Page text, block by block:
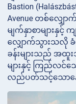
Bastion
Avenue တစ်လျှော
မျက်နှာစာများနှ
လျှောက်သွားသလို ခံစ
ခန်းများသည် အ
များနှင့် ကြည်လင်သ
လည်ပတ်သင့်သောန